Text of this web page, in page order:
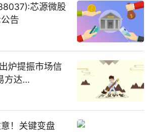
芯源微股
告
炉提振市场信
方达
吸金”1.7亿元-
！关键变盘